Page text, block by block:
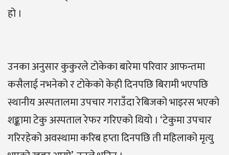
हो ।
उनका अनुसार कुकुरले टोकेका बारेमा परिवार आफन्तमा
कसैलाई नभनेको र टोकेको केही दिनपछि बिरामी भएपछि
स्थानीय अस्पतालमा उपचार गराउँदा रेबिजको भाइरस भएको
शङ्कामा टेकु अस्पताल रेफर गरिएको थियो । ‘टेकुमा उपचार
गरिरहेको अवस्थामा करिब हप्ता दिनपछि ती महिलाको मृत्यु